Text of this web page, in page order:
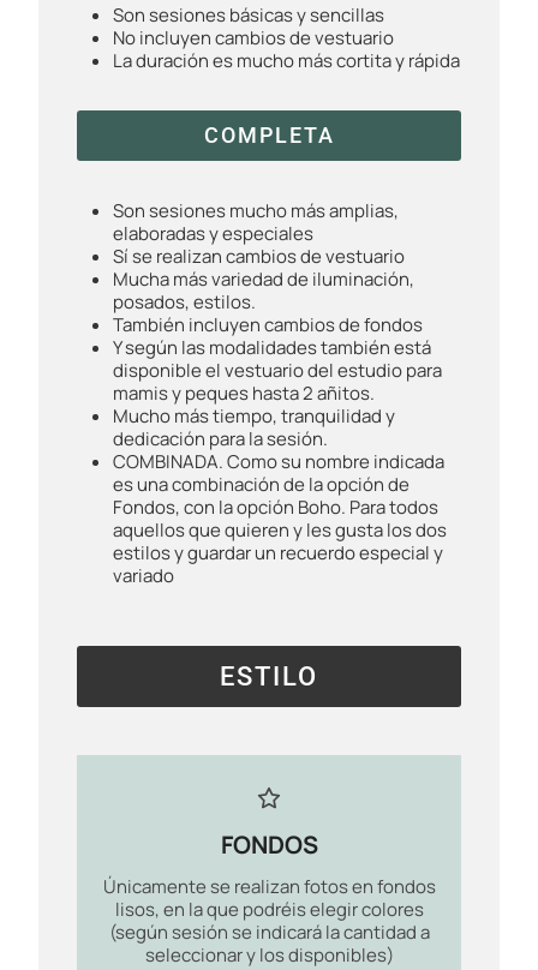
Son sesiones básicas y sencillas
No incluyen cambios de vestuario
La duración es mucho más cortita y rápida
COMPLETA
Son sesiones mucho más amplias,
elaboradas y especiales
Sí se realizan cambios de vestuario
Mucha más variedad de iluminación,
posados, estilos.
También incluyen cambios de fondos
Y según las modalidades también está
disponible el vestuario del estudio para
mamis y peques hasta 2 añitos.
Mucho más tiempo, tranquilidad y
dedicación para la sesión.
COMBINADA. Como su nombre indicada
es una combinación de la opción de
Fondos, con la opción Boho. Para todos
aquellos que quieren y les gusta los dos
estilos y guardar un recuerdo especial y
variado
ESTILO
FONDOS
Únicamente se realizan fotos en fondos
lisos, en la que podréis elegir colores
(según sesión se indicará la cantidad a
seleccionar y los disponibles)